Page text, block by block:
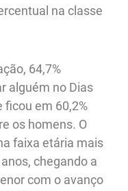
na classe
64,7%
alguém no Dias
ficou em 60,2%
os homens. O
faixa etária mais
chegando a
com o avanço